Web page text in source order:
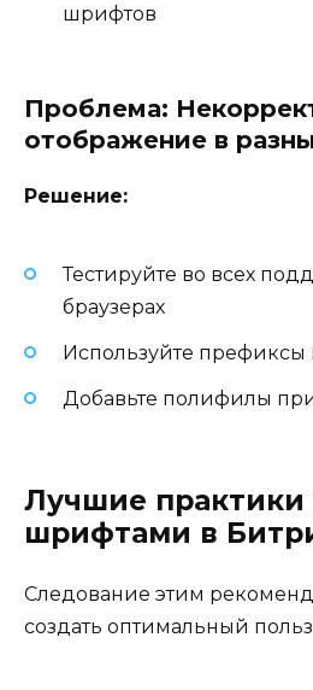
шрифтов
Проблема:
отображение в
Решение:
Тестируйте во всех
браузерах
Используйте префиксы
Добавьте полифилы
Лучшие практики
шрифтами в
Следование этим
создать оптимальный